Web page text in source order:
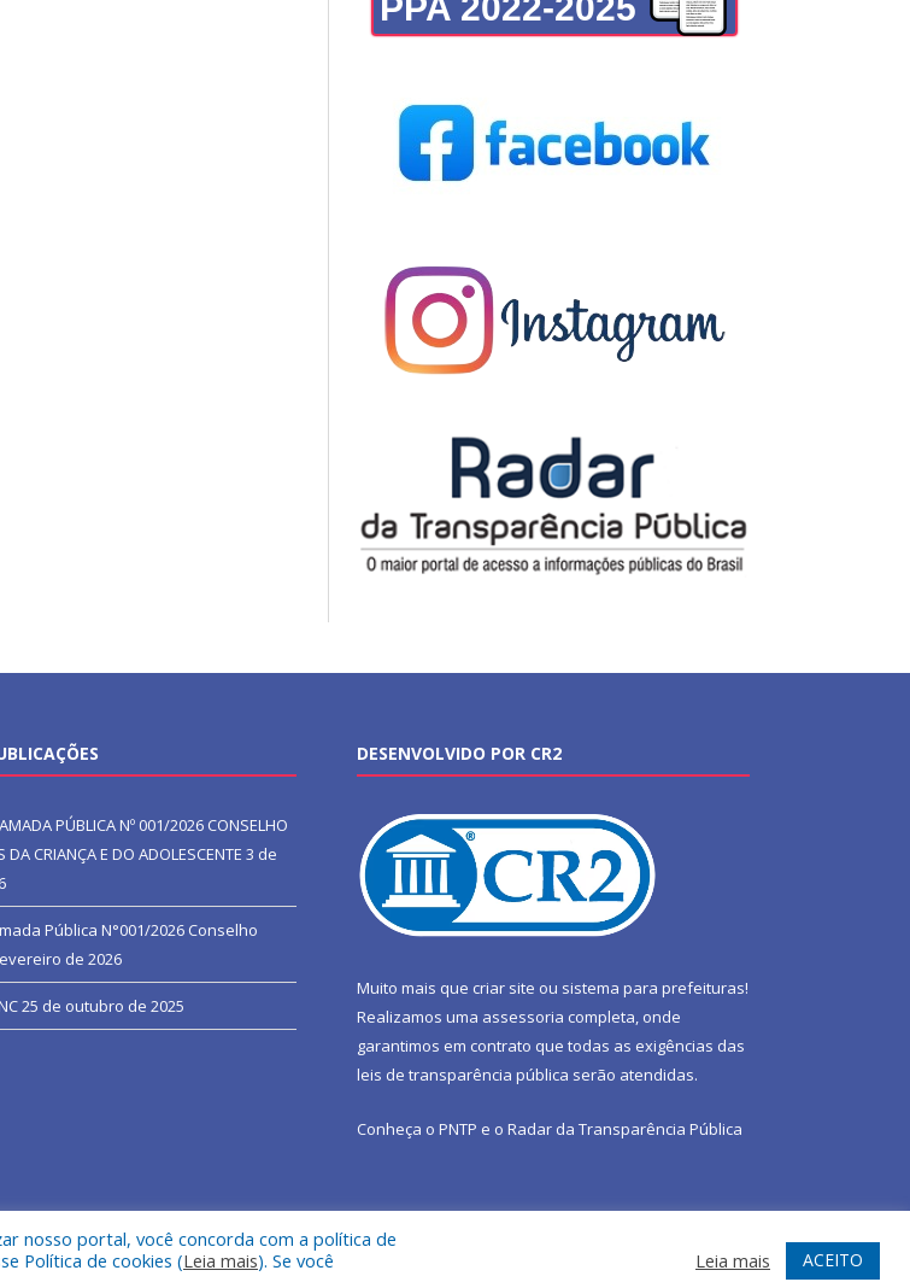
PÚBLICA Nº 001/2026 CONSELHO
DA CRIANÇA E DO ADOLESCENTE 3 de
Pública N°001/2026 Conselho
de 2026
25 de outubro de 2025
DESENVOLVIDO POR CR2
Muito mais que criar site ou sistema para prefeituras!
Realizamos uma assessoria completa, onde
garantimos em contrato que todas as exigências das
leis de transparência pública serão atendidas.
Conheça o PNTP e o Radar da Transparência Pública
Mapa do Site Acessar Webmail
nosso portal, você concorda com a política de
Política de cookies (Leia mais). Se você
Leia mais ACEITO